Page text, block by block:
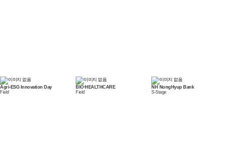
Agri-ESG Innovation Day
Field
BIO·HEALTHCARE
Field
NH NongHyup Bank
S-Stage